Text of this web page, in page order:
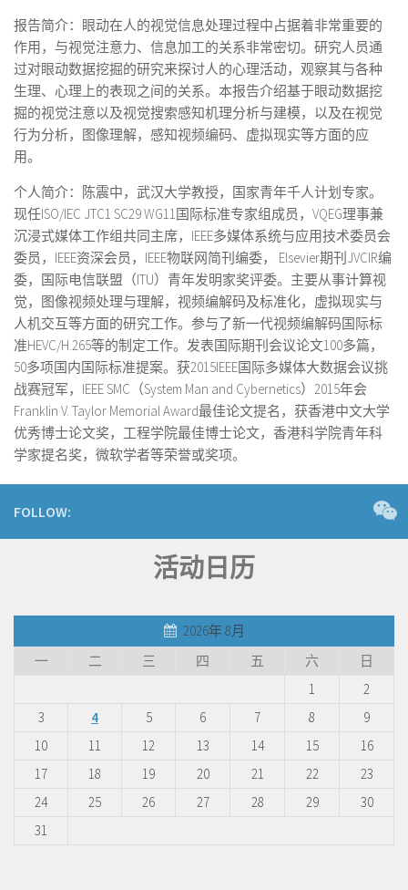
报告简介：眼动在人的视觉信息处理过程中占据着非常重要的
作用，与视觉注意力、信息加工的关系非常密切。研究人员通
过对眼动数据挖掘的研究来探讨人的心理活动，观察其与各种
生理、心理上的表现之间的关系。本报告介绍基于眼动数据挖
掘的视觉注意以及视觉搜索感知机理分析与建模，以及在视觉
行为分析，图像理解，感知视频编码、虚拟现实等方面的应
用。
个人简介：陈震中，武汉大学教授，国家青年千人计划专家。
现任ISO/IEC JTC1 SC29 WG11国际标准专家组成员，VQEG理事兼
沉浸式媒体工作组共同主席，IEEE多媒体系统与应用技术委员会
委员，IEEE资深会员，IEEE物联网简刊编委， Elsevier期刊JVCIR编
委，国际电信联盟（ITU）青年发明家奖评委。主要从事计算视
觉，图像视频处理与理解，视频编解码及标准化，虚拟现实与
人机交互等方面的研究工作。参与了新一代视频编解码国际标
准HEVC/H.265等的制定工作。发表国际期刊会议论文100多篇，
50多项国内国际标准提案。获2015IEEE国际多媒体大数据会议挑
战赛冠军，IEEE SMC（System Man and Cybernetics）2015年会
Franklin V. Taylor Memorial Award最佳论文提名，获香港中文大学
优秀博士论文奖，工程学院最佳博士论文，香港科学院青年科
学家提名奖，微软学者等荣誉或奖项。
FOLLOW:
活动日历
2026年 8月
一
二 三 四 五 六
日
1
2
3
4 5 6 7 8
9
10
11 12 13 14 15
16
17
18 19 20 21 22
23
24
25 26 27 28 29
30
31